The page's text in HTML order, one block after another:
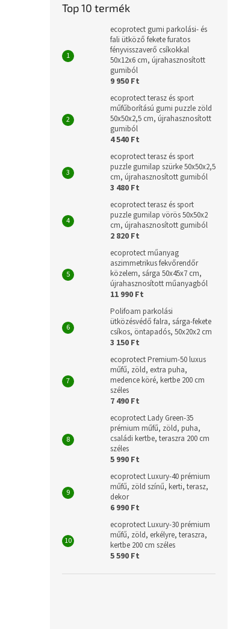
Top 10 termék
ecoprotect gumi parkolási- és
fali ütköző fekete furatos
fényvisszaverő csíkokkal
50x12x6 cm, újrahasznosított
gumiból
9 950 Ft
ecoprotect terasz és sport
műfűborítású gumi puzzle zöld
50x50x2,5 cm, újrahasznosított
gumiból
4 540 Ft
ecoprotect terasz és sport
puzzle gumilap szürke 50x50x2,5
cm, újrahasznosított gumiból
3 480 Ft
ecoprotect terasz és sport
puzzle gumilap vörös 50x50x2
cm, újrahasznosított gumiból
2 820 Ft
ecoprotect műanyag
aszimmetrikus fekvőrendőr
közelem, sárga 50x45x7 cm,
újrahasznosított műanyagból
11 990 Ft
Polifoam parkolási
ütközésvédő falra, sárga-fekete
csíkos, öntapadós, 50x20x2 cm
3 150 Ft
ecoprotect Premium-50 luxus
műfű, zöld, extra puha,
medence köré, kertbe 200 cm
széles
7 490 Ft
ecoprotect Lady Green-35
prémium műfű, zöld, puha,
családi kertbe, teraszra 200 cm
széles
5 990 Ft
ecoprotect Luxury-40 prémium
műfű, zöld színű, kerti, terasz,
dekor
6 990 Ft
ecoprotect Luxury-30 prémium
műfű, zöld, erkélyre, teraszra,
kertbe 200 cm széles
5 590 Ft